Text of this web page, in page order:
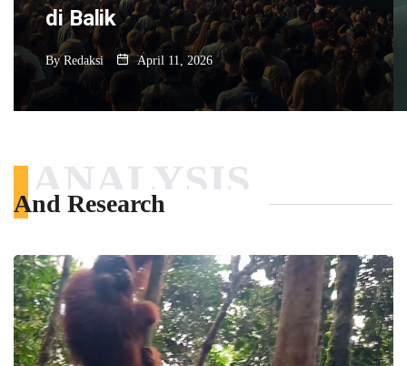
di Balik
By Redaksi April 11, 2026
ANALYSIS
And Research